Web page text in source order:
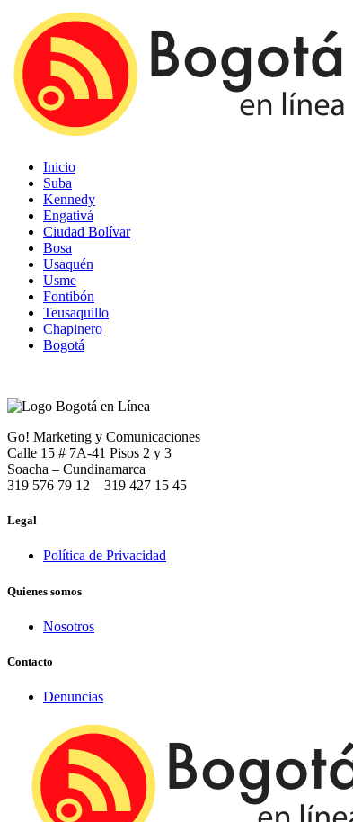
Inicio
Suba
Kennedy
Engativá
Ciudad Bolívar
Bosa
Usaquén
Usme
Fontibón
Teusaquillo
Chapinero
Bogotá
Go! Marketing y Comunicaciones
Calle 15 # 7A-41 Pisos 2 y 3
Soacha – Cundinamarca
319 576 79 12 – 319 427 15 45
Legal
Política de Privacidad
Quienes somos
Nosotros
Contacto
Denuncias